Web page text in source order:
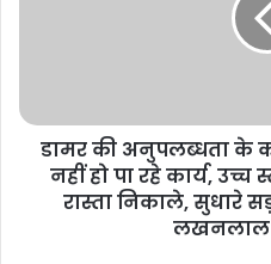
डामर की अनुपलब्धता के
नहीं हो पा रहे कार्य,
रास्ता निकाले, सुधारे
लखनलाल